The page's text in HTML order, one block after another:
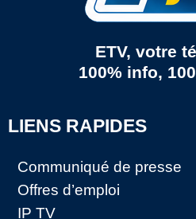
ETV, votre
100% info,
LIENS RAPIDES
Communiqué de presse
Offres d’emploi
IP TV